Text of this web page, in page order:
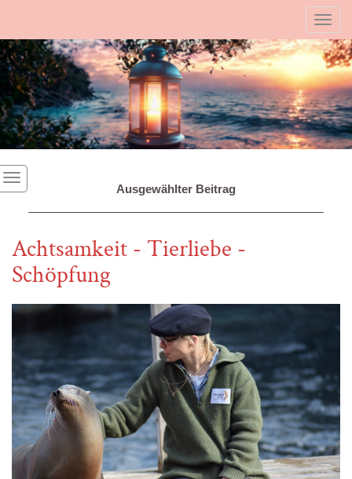
Ausgewählter Beitrag
Achtsamkeit - Tierliebe -
Schöpfung